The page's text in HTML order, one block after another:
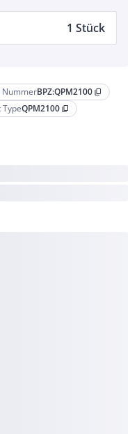
NummerBPZ:QPM2100 content_copy
TypeQPM2100 content_copy
1 Stück